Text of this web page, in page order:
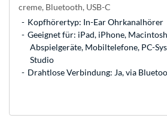
creme, Bluetooth, USB-C
Kopfhörertyp: In-Ear Ohrkanalhörer
Geeignet für: iPad, iPhone,
Abspielgeräte, Mobiltelefone, PC-
Studio
Drahtlose Verbindung: Ja, via